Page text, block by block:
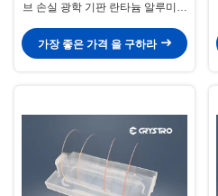
브 손실 광학 기판 란타늄 알루미네
가장 좋은 가격 을 구하라